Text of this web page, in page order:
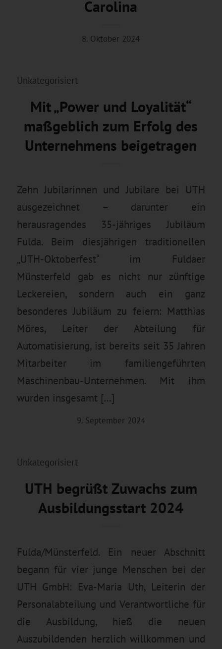
Carolina
8. Oktober 2024
Unkategorisiert
Mit „Power und Loyalität“
maßgeblich zum Erfolg des
Unternehmens beigetragen
Zehn Jubilarinnen und Jubilare bei UTH
ausgezeichnet – darunter ein
herausragendes 35-jähriges Jubiläum
Fulda. Beim diesjährigen traditionellen
„UTH-Oktoberfest“ im Fuldaer
Münsterfeld gab es nicht nur zünftige
Leckereien, sondern auch ein ganz
besonderes Jubiläum zu feiern: Matthias
Möres, Leiter der Abteilung für
Automatisierung, ist bereits seit 35 Jahren
Mitarbeiter im familiengeführten
Maschinenbau-Unternehmen. Mit ihm
wurden insgesamt […]
9. September 2024
Unkategorisiert
UTH begrüßt Zuwachs zum
Ausbildungsstart 2024
Fulda/Münsterfeld. Ein neuer Abschnitt
begann für vier junge Menschen bei der
UTH GmbH: Eva-Maria Uth, Leiterin der
Personalabteilung und Verantwortliche für
die Ausbildung, hieß die neuen
Auszubildenden herzlich willkommen und